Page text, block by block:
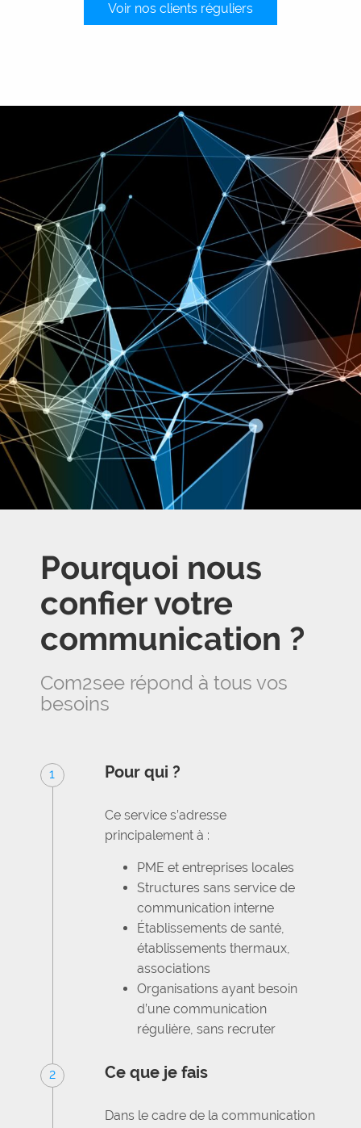
Voir nos clients réguliers
Pourquoi nous
confier votre
communication ?
Com2see répond à tous vos
besoins
1 Pour qui ?
Ce service s’adresse
principalement à :
PME et entreprises locales
Structures sans service de
communication interne
Établissements de santé,
établissements thermaux,
associations
Organisations ayant besoin
d’une communication
régulière, sans recruter
2 Ce que je fais
Dans le cadre de la communication